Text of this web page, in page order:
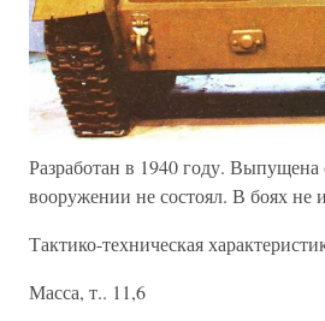
Разработан в 1940 году.
вооружении не состоял. В боях не
Тактико-техническая
Масса, т.. 11,6